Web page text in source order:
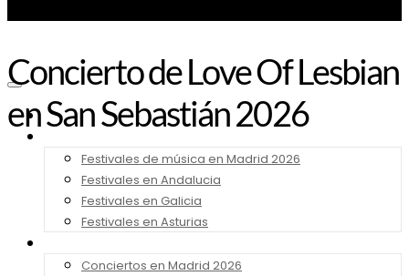
Noticias
Festivales de música en Madrid 2026
Festivales en Andalucia
Festivales en Galicia
Festivales en Asturias
Conciertos en Madrid 2026
Concierto de Love Of Lesbian
en San Sebastián 2026